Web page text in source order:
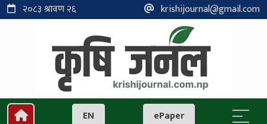
२०८३ श्रावण २६ krishijournal@gmail.com
EN ePaper